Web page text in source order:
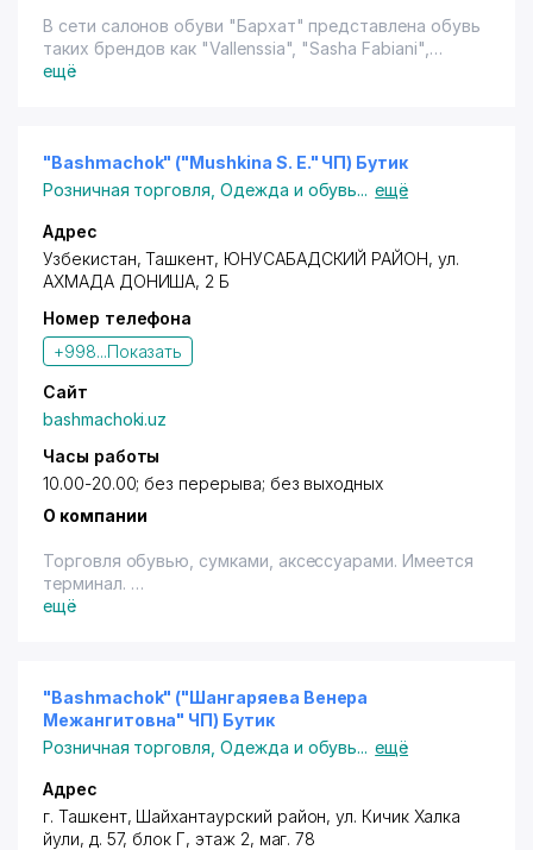
В сети салонов обуви "Бархат" представлена обувь
таких брендов как "Vallenssia", "Sasha Fabiani",
"Carlabei", "Pucciani", "Giovanne", "Giusti", "Glossi",
ещё
"Bashmachok" ("Mushkina S. E." ЧП) Бутик
Розничная торговля ,Одежда и обувь... ещё
Адрес
Узбекистан,Ташкент, ЮНУСАБАДСКИЙ РАЙОН, ул.
АХМАДА ДОНИША, 2 Б
Номер телефона
+998...Показать
Сайт
bashmachoki.uz
Часы работы
10.00-20.00; без перерыва; без выходных
О компании
Торговля обувью, сумками, аксессуарами. Имеется
терминал.
ещё
"Bashmachok" ("Шангаряева Венера
Межангитовна" ЧП) Бутик
Розничная торговля ,Одежда и обувь... ещё
Адрес
г. Ташкент, Шайхантаурский район,ул. Кичик Халка
йули, д. 57, блок Г, этаж 2, маг. 78